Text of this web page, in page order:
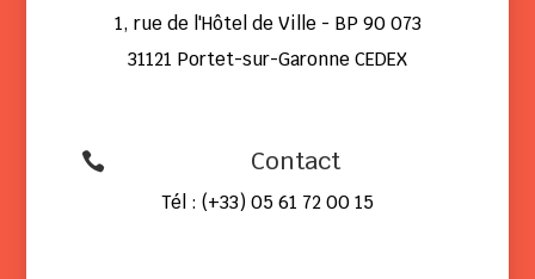
1, rue de l'Hôtel de Ville - BP 90 073
31121 Portet-sur-Garonne CEDEX
 Contact
Tél : (+33) 05 61 72 00 15